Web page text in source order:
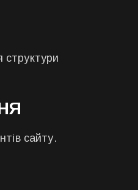
структури
сайту.